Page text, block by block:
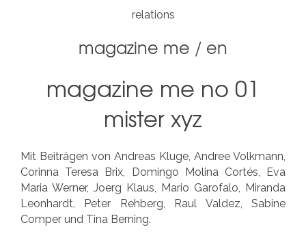
relations
magazine me / en
magazine me no 01
mister xyz
Mit Beiträgen von Andreas Kluge, Andree Volkmann,
Corinna Teresa Brix, Domingo Molina Cortés, Eva
Maria Werner, Joerg Klaus, Mario Garofalo, Miranda
Leonhardt, Peter Rehberg, Raul Valdez, Sabine
Comper und Tina Berning.